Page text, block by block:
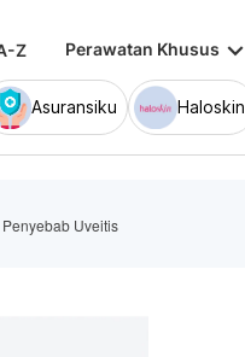
Z Perawatan Khusus keyboard_arrow_down
Asuransiku Haloskin
Uveitis